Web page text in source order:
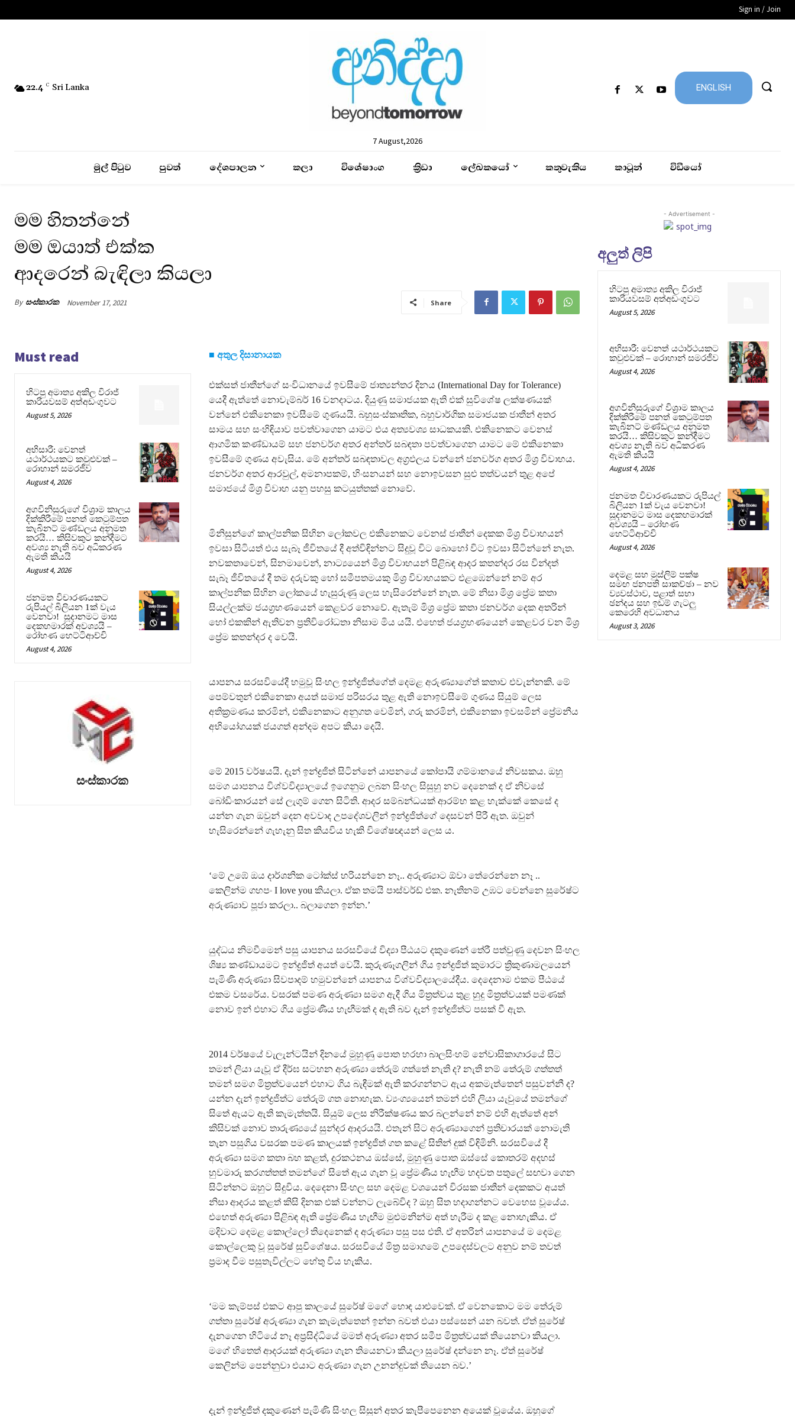
Sign in / Join
22.4 C Sri Lanka
7 August,2026
ENGLISH
මුල් පිටුව පුවත් දේශපාලන කලා විශේෂාංග ක්‍රිඩා ලේඛකයෝ කතුවැකිය කාටූන් විඩීයෝ
මම හිතන්නේ
මම ඔයාත් එක්ක
ආදරෙන් බැඳිලා කියලා
By සංස්කාරක November 17, 2021 Share
Must read
හිටපු අමාත්‍ය අකිල විරාජ්
කාරියවසම් අත්අඩංගුවට
August 5, 2026
අභිසාරී: වෙනත්
යථාර්ථයකට කවුළුවක් –
රොහාන් සමරජීව
August 4, 2026
අගවිනිසුරුගේ විශ්‍රාම කාලය
දික්කිරීමේ පනත් කෙටුම්පත
කැබිනට් මණ්ඩලය අනුමත
කරයි… කිසිවකුට කන්දීමට
අවශ්‍ය නැති බව අධිකරණ
ඇමති කියයි
August 4, 2026
ජනමත විචාරණයකට
රුපියල් බිලියන 1ක් වැය
වෙනවා! සූදානමට මාස
දෙකහමාරක් අවශ්‍යයි –
රෝහණ හෙට්ටිආච්චි
August 4, 2026
සංස්කාරක
■ අතුල දිසානායක
එක්සත් ජාතීන්ගේ සංවිධානයේ ඉවසීමේ ජාත්‍යන්තර දිනය (International Day for Tolerance)
යෙදී ඇත්තේ නොවැම්බර් 16 වනදාටය. දියුණු සමාජයක ඇති එක් සුවිශේෂ ලක්ෂණයක්
වන්නේ එකිනෙකා ඉවසීමේ ගුණයයි. බහුසංස්කෘතික, බහුවාර්ගික සමාජයක ජාතීන් අතර
සාමය සහ සංහිඳියාව පවත්වාගෙන යාමට එය අත්‍යවශ්‍ය සාධකයකි. එකිනෙකට වෙනස්
ආගමික කණ්ඩායම් සහ ජනවර්ග අතර අන්තර් සබඳතා පවත්වාගෙන යාමට මේ එකිනෙකා
ඉවසීමේ ගුණය අවැසිය. මේ අන්තර් සබඳතාවල අග්‍රඵලය වන්නේ ජනවර්ග අතර මිශ්‍ර විවාහය.
ජනවර්ග අතර ආරවුල්, අමනාපකම්, හිංසනයන් සහ නොඉවසන සුළු තත්වයන් තුළ අපේ
සමාජයේ මිශ්‍ර විවාහ යනු පහසු කටයුත්තක් නොවේ.
මිනිසුන්ගේ කාල්පනික සිහින ලෝකවල එකිනෙකට වෙනස් ජාතීන් දෙකක මිශ්‍ර විවාහයන්
ඉවසා සිටියත් එය සැබෑ ජීවිතයේ දී අත්විඳින්නට සිදුවූ විට බොහෝ විට ඉවසා සිටින්නේ නැත.
නවකතාවෙන්, සිනමාවෙන්, නාට්‍යයෙන් මිශ්‍ර විවාහයන් පිළිබඳ ආදර කතන්දර රස වින්දත්
සැබෑ ජීවිතයේ දී තම දරුවකු හෝ සමීපතමයකු මිශ්‍ර විවාහයකට එළඹෙන්නේ නම් අර
කාල්පනික සිහින ලෝකයේ හැසුරුණු ලෙස හැසිරෙන්නේ නැත. මේ නිසා මිශ්‍ර ප්‍රේම කතා
සියල්ලක්ම ජයග්‍රහණයෙන් කෙළවර නොවේ. ඇතැම් මිශ්‍ර ප්‍රේම කතා ජනවර්ග දෙක අතරින්
හෝ එකකින් ඇතිවන ප්‍රතිවිරෝධතා නිසාම මිය යයි. එහෙත් ජයග්‍රහණයෙන් කෙළවර වන මිශ්‍ර
ප්‍රේම කතන්දර ද වෙයි.
යාපනය සරසවියේදී හමුවූ සිංහල ඉන්ද්‍රජිත්ගේත් දෙමළ අරුණ්‍යාගේත් කතාව එවැන්නකි. මේ
පෙම්වතුන් එකිනෙකා අයත් සමාජ පරිසරය තුළ ඇති නොඉවසීමේ ගුණය සියුම් ලෙස
අතික්‍රමණය කරමින්, එකිනෙකාට අනුගත වෙමින්, ගරු කරමින්, එකිනෙකා ඉවසමින් ප්‍රේමනීය
අභියෝගයක් ජයගත් අන්දම අපට කියා දෙයි.
මේ 2015 වර්ෂයයි. දැන් ඉන්ද්‍රජිත් සිටින්නේ යාපනයේ කෝපායි ගම්මානයේ නිවසකය. ඔහු
සමග යාපනය විශ්වවිද්‍යාලයේ ඉගෙනුම ලබන සිංහල සිසුහු නව දෙනෙක් ද ඒ නිවසේ
බෝඩිංකාරයන් සේ ලැගුම් ගෙන සිටිති. ආදර සම්බන්ධයක් ආරම්භ කළ හැක්කේ කෙසේ ද
යන්න ගැන ඔවුන් දෙන අවවාද උපදේශවලින් ඉන්ද්‍රජිත්ගේ දෙසවන් පිරී ඇත. ඔවුන්
හැසිරෙන්නේ ගැහැනු සිත කියවිය හැකි විශේෂඥයන් ලෙස ය.
‘මේ උඹේ ඔය දාර්ශනික ටෝක්ස් හරියන්නෙ නෑ.. අරුණ්‍යාට ඕවා තේරෙන්නෙ නෑ ..
කෙලින්ම ගහපං I love you කියලා. ඒක තමයි පාස්වර්ඩ් එක. නැතිනම් උඹට වෙන්නෙ සුරේෂ්ට
අරුණ්‍යාව පූජා කරලා.. බලාගෙන ඉන්න.’
යුද්ධය නිමවීමෙන් පසු යාපනය සරසවියේ විද්‍යා පීඨයට දකුණෙන් තේරී පත්වුණු දෙවන සිංහල
ශිෂ්‍ය කණ්ඩායමට ඉන්ද්‍රජිත් අයත් වෙයි. කුරුණෑගලින් ගිය ඉන්ද්‍රජිත් කුමාරට ත්‍රිකුණාමලයෙන්
පැමිණි අරුණ්‍යා සිවපාදම් හමුවන්නේ යාපනය විශ්වවිද්‍යාලයේදීය. දෙදෙනාම එකම පීඨයේ
එකම වසරේය. වසරක් පමණ අරුණ්‍යා සමග ඇදී ගිය මිත්‍රත්වය තුළ හුදු මිත්‍රත්වයක් පමණක්
නොව ඉන් එහාට ගිය ප්‍රේමණීය හැඟීමක් ද ඇති බව දැන් ඉන්ද්‍රජිත්ට පසක් වී ඇත.
2014 වර්ෂයේ වැලැන්ටයින් දිනයේ මුහුණු පොත හරහා බාලසිංහම් නේවාසිකාගාරයේ සිට
තමන් ලියා යැවූ ඒ දීර්ඝ සටහන අරුණ්‍යා තේරුම් ගත්තේ නැති ද? නැති නම් තේරුම් ගත්තත්
තමන් සමග මිත්‍රත්වයෙන් එහාට ගිය බැඳීමක් ඇති කරගන්නට ඇය අකමැත්තෙන් පසුවන්නී ද?
යන්න දැන් ඉන්ද්‍රජිත්ට තේරුම් ගත නොහැක. ව්‍යංග්‍යයෙන් තමන් එහි ලියා යැවුයේ තමන්ගේ
සිතේ ඇයට ඇති කැමැත්තයි. සියුම් ලෙස නිරීක්ෂණය කර බලන්නේ නම් එහි ඇත්තේ අන්
කිසිවක් නොව තාරුණ්‍යයේ සුන්දර ආදරයයි. එතැන් සිට අරුණ්‍යාගෙන් ප්‍රතිචාරයක් නොමැති
තැන පසුගිය වසරක පමණ කාලයක් ඉන්ද්‍රජිත් ගත කළේ සිතින් දුක් විඳිමිනි. සරසවියේ දී
අරුණ්‍යා සමග කතා බහ කළත්, දුරකථනය ඔස්සේ, මුහුණු පොත ඔස්සේ කොතරම් අදහස්
හුවමාරු කරගත්තත් තමන්ගේ සිතේ ඇය ගැන වූ ප්‍රේමණීය හැඟීම හදවත පතුලේ සඟවා ගෙන
සිටින්නට ඔහුට සිදුවිය. දෙදෙනා සිංහල සහ දෙමළ වශයෙන් විරසක ජාතීන් දෙකකට අයත්
නිසා ආදරය කළත් කිසි දිනක එක් වන්නට ලැබේවිද ? ඔහු සිත හදාගන්නට වෙහෙස වූයේය.
එහෙත් අරුණ්‍යා පිළිබඳ ඇති ප්‍රේමණීය හැඟීම මුළුමනින්ම අත් හැරීම ද කළ නොහැකිය. ඒ
මදිවාට දෙමළ කොල්ලෝ තිදෙනෙක් ද අරුණ්‍යා පසු පස එති. ඒ අතරින් යාපනයේ ම දෙමළ
කොල්ලෙකු වූ සුරේෂ් සුවිශේෂය. සරසවියේ මිත්‍ර සමාගමේ උපදෙස්වලට අනුව නම් තවත්
ප්‍රමාද වීම පසුතැවිල්ලට හේතු විය හැකිය.
‘මම කැම්පස් එකට ආපු කාලයේ සුරේෂ් මගේ හොඳ යාළුවෙක්. ඒ වෙනකොට මම තේරුම්
ගත්තා සුරේෂ් අරුණ්‍යා ගැන කැමැත්තෙන් ඉන්න බවත් එයා පස්සෙන් යන බවත්. ඒත් සුරේෂ්
දැනගෙන හිටියේ නෑ අප්‍රසිද්ධියේ මමත් අරුණ්‍යා අතර සමීප මිත්‍රත්වයක් තියෙනවා කියලා.
මගේ හිතෙත් ආදරයක් අරුණ්‍යා ගැන තියෙනවා කියලා සුරේෂ් දන්නෙ නෑ. ඒත් සුරේෂ්
කෙලින්ම පෙන්නුවා එයාට අරුණ්‍යා ගැන උනන්දුවක් තියෙන බව.’
දැන් ඉන්ද්‍රජිත් දකුණෙන් පැමිණි සිංහල සිසුන් අතර කැපීපෙනෙන අයෙක් වූයේය. ඔහුගේ
- Advertisement -
අලුත් ලිපි
හිටපු අමාත්‍ය අකිල විරාජ්
කාරියවසම් අත්අඩංගුවට
August 5, 2026
අභිසාරී: වෙනත් යථාර්ථයකට
කවුළුවක් – රොහාන් සමරජීව
August 4, 2026
අගවිනිසුරුගේ විශ්‍රාම කාලය
දික්කිරීමේ පනත් කෙටුම්පත
කැබිනට් මණ්ඩලය අනුමත
කරයි… කිසිවකුට කන්දීමට
අවශ්‍ය නැති බව අධිකරණ
ඇමති කියයි
August 4, 2026
ජනමත විචාරණයකට රුපියල්
බිලියන 1ක් වැය වෙනවා!
සූදානමට මාස දෙකහමාරක්
අවශ්‍යයි – රෝහණ
හෙට්ටිආච්චි
August 4, 2026
දෙමළ සහ මුස්ලිම් පක්ෂ
සමඟ ජනපති සාකච්ඡා – නව
ව්‍යවස්ථාව, පළාත් සභා
ඡන්දය සහ ඉඩම් ගැටලු
කෙරෙහි අවධානය
August 3, 2026